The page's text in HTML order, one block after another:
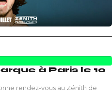
à Paris le 10
rendez-vous au Zénith de